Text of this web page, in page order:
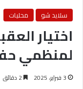
سلايد شو
محليات
اختيار
لمنظمي
3 فبراير، 2025